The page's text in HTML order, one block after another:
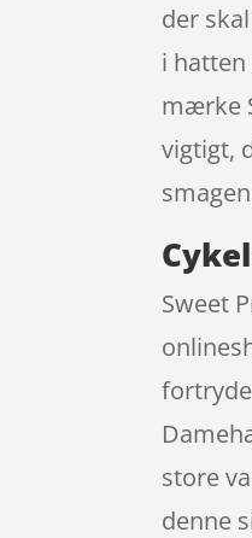
der
i hatten
mærke
vigtigt,
Sweet
store
denne